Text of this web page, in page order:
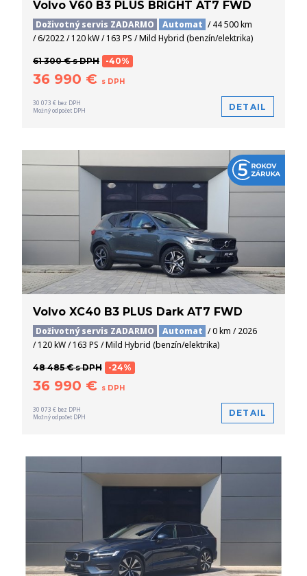
Volvo V60 B3 PLUS BRIGHT AT7 FWD
Doživotný servis ZADARMO Automat / 44 500 km
/ 6/2022 / 120 kW / 163 PS / Mild Hybrid (benzín/elektrika)
61 300 € s DPH -40%
36 990 € s DPH
30 073 € bez DPH
Možný odpočet DPH
DETAIL
Volvo XC40 B3 PLUS Dark AT7 FWD
Doživotný servis ZADARMO Automat / 0 km / 2026
/ 120 kW / 163 PS / Mild Hybrid (benzín/elektrika)
48 485 € s DPH -24%
36 990 € s DPH
30 073 € bez DPH
Možný odpočet DPH
DETAIL